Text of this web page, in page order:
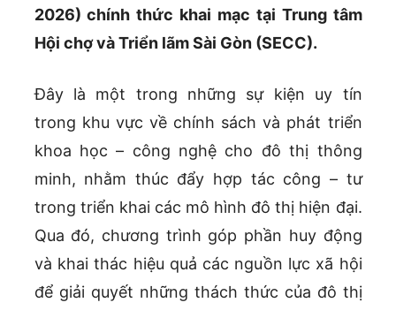
2026) chính thức khai mạc tại Trung tâm
Hội chợ và Triển lãm Sài Gòn (SECC).
Đây là một trong những sự kiện uy tín
trong khu vực về chính sách và phát triển
khoa học – công nghệ cho đô thị thông
minh, nhằm thúc đẩy hợp tác công – tư
trong triển khai các mô hình đô thị hiện đại.
Qua đó, chương trình góp phần huy động
và khai thác hiệu quả các nguồn lực xã hội
để giải quyết những thách thức của đô thị